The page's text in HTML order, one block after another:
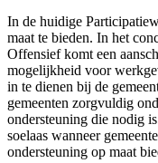
In de huidige
maat te bieden. In het
Offensief komt een
mogelijkheid voor
in te dienen bij de
gemeenten zorgvuldig
ondersteuning die nodig
soelaas wanneer
ondersteuning op maat